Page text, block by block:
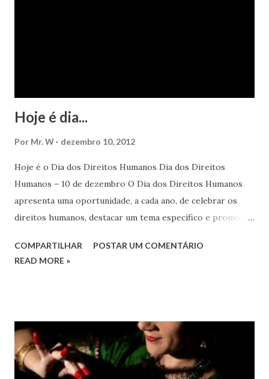
Hoje é dia...
Por Mr. W dezembro 10, 2012
Hoje é o Dia dos Direitos Humanos Dia dos Direitos
Humanos – 10 de dezembro O Dia dos Direitos Humanos
apresenta uma oportunidade, a cada ano, de celebrar os
direitos humanos, destacar um tema específico e promover
em todos os lugares. Este ano, o foco é sobre os direitos
Estes direitos humanos – os direitos à liberdade de opinião
e de expressão, de reunião pacífica e de associação, e de
participar no governo (artigos 19, 20 e 21 da Declaração
COMPARTILHAR
POSTAR UM COMENTÁRIO
READ MORE »